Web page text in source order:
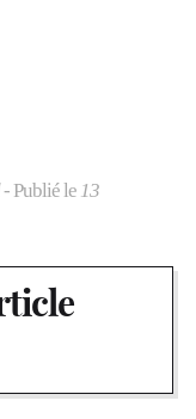
- Publié le 13